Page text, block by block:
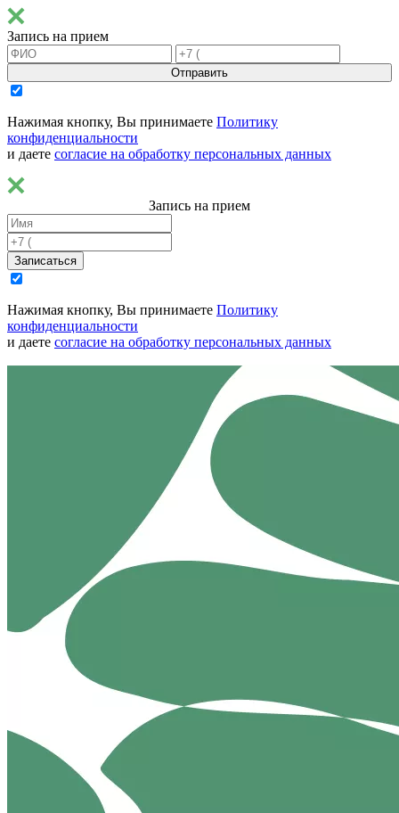
Запись на прием
Отправить
Нажимая кнопку, Вы принимаете Политику
конфиденциальности
и даете согласие на обработку персональных данных
Запись на прием
Записаться
Нажимая кнопку, Вы принимаете Политику
конфиденциальности
и даете согласие на обработку персональных данных